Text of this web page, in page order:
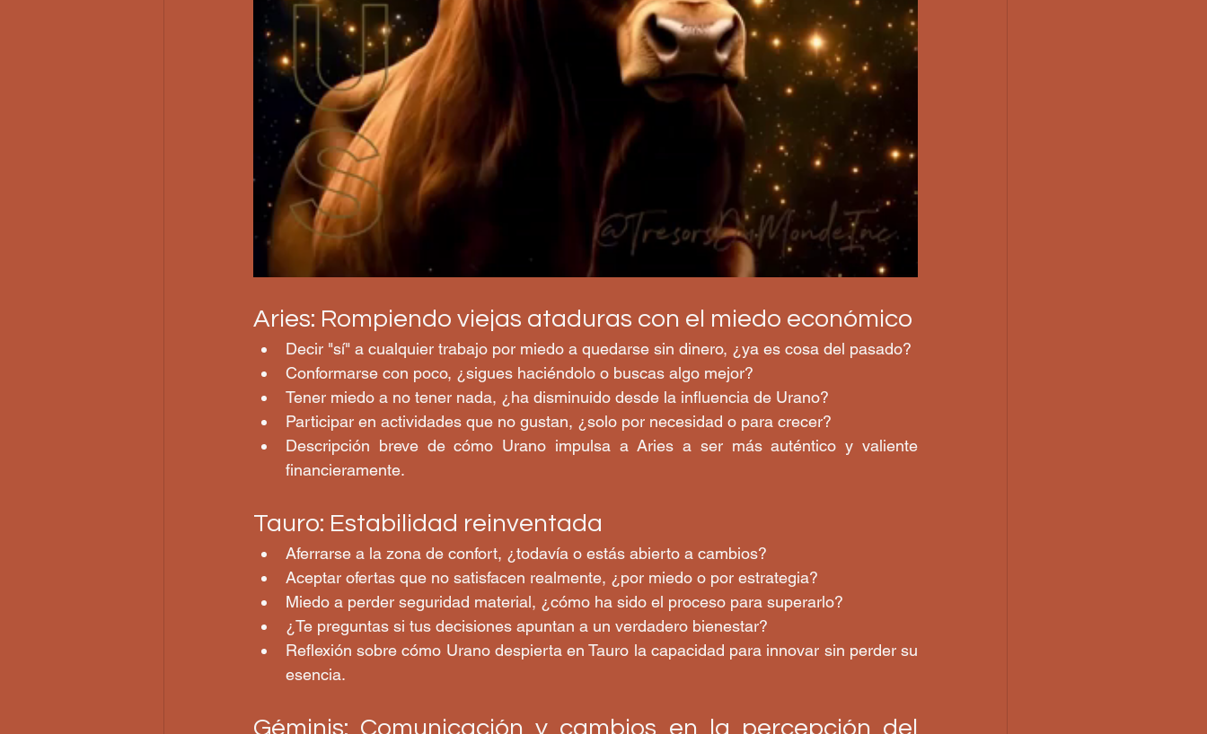
Aries: Rompiendo viejas ataduras con el miedo económico
Conformarse con poco, ¿sigues haciéndolo o buscas algo mejor?
Tener miedo a no tener nada, ¿ha disminuido desde la influencia de Urano?
Participar en actividades que no gustan, ¿solo por necesidad o para crecer?
Descripción breve de cómo Urano impulsa a Aries a ser más auténtico y valiente
financieramente.
Tauro: Estabilidad reinventada
Aferrarse a la zona de confort, ¿todavía o estás abierto a cambios?
Aceptar ofertas que no satisfacen realmente, ¿por miedo o por estrategia?
Miedo a perder seguridad material, ¿cómo ha sido el proceso para superarlo?
¿Te preguntas si tus decisiones apuntan a un verdadero bienestar?
Reflexión sobre cómo Urano despierta en Tauro la capacidad para innovar sin perder su
esencia.
Géminis: Comunicación y cambios en la percepción del